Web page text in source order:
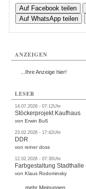
Auf Facebook teilen
Auf WhatsApp teilen
ANZEIGEN
...Ihre Anzeige hier!
LESER
14.07.2026 - 07:12Uhr
Stöckerprojekt Kaufhaus
von Erwin Buß
23.02.2026 - 17:42Uhr
DDR
von reiner doss
12.02.2026 - 07:30Uhr
Farbgestaltung Stadthalle
von Klaus Rodominsky
...mehr Meinungen